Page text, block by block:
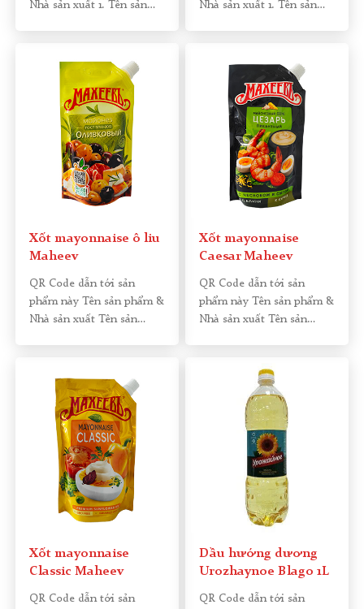
Nhà sản xuất 1. Tên sản
Nhà sản xuất 1. Tên sản
Xốt mayonnaise ô liu
Maheev
QR Code dẫn tới sản
phẩm này Tên sản phẩm &
Nhà sản xuất Tên sản
Xốt mayonnaise
Caesar Maheev
QR Code dẫn tới sản
phẩm này Tên sản phẩm &
Nhà sản xuất Tên sản
Xốt mayonnaise
Classic Maheev
QR Code dẫn tới sản
Dầu hướng dương
Urozhaynoe Blago 1L
QR Code dẫn tới sản